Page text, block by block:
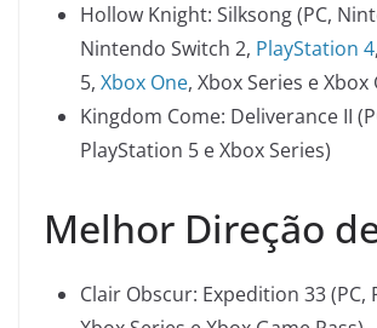
Hollow Knight: Silksong (PC,
Nintendo Switch 2, PlayStation 4
5, Xbox One, Xbox Series e Xbox
Kingdom Come: Deliverance II
PlayStation 5 e Xbox Series)
Melhor Direção
Clair Obscur: Expedition 33 (PC,